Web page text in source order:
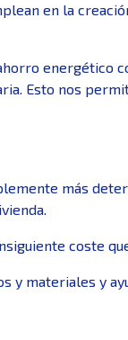
en la
energético
Esto nos
más
coste
y materiales y